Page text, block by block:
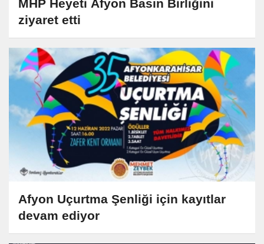
MHP Heyeti Afyon Basın Birliğini
ziyaret etti
Afyon Uçurtma Şenliği için kayıtlar
devam ediyor